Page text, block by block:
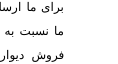
برای ما
ما نسبت به
فروش